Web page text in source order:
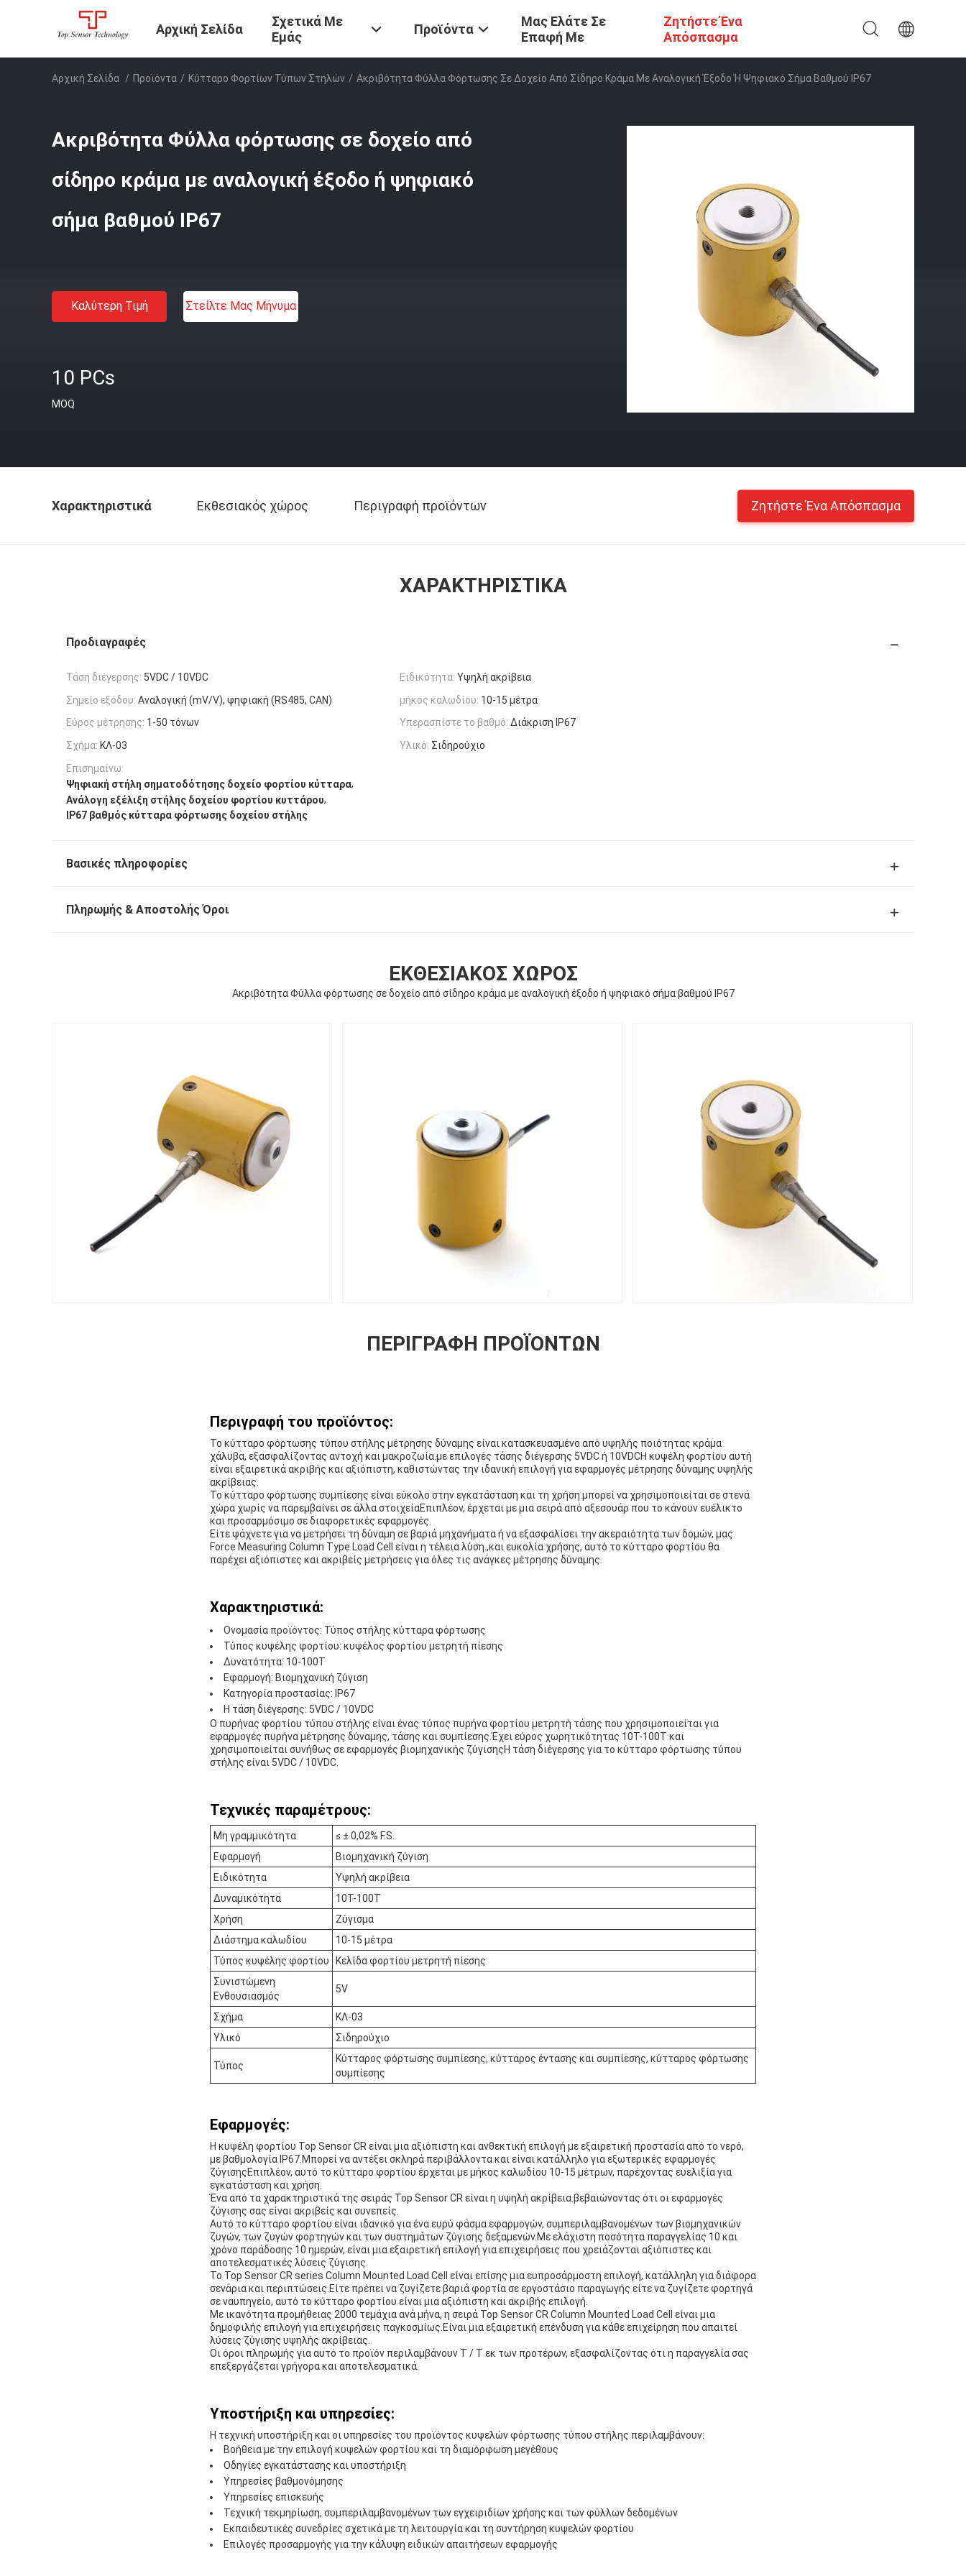
Αρχική Σελίδα
Σχετικά Με
Εμάς
Προϊόντα
Μας Ελάτε Σε
Επαφή Με
Ζητήστε Ένα
Απόσπασμα
Αρχική Σελίδα / Προϊόντα / Κύτταρο Φορτίων Τύπων Στηλών / Ακριβότητα Φύλλα Φόρτωσης Σε Δοχείο Από Σίδηρο Κράμα Με Αναλογική Έξοδο Ή Ψηφιακό Σήμα Βαθμού IP67
Ακριβότητα Φύλλα φόρτωσης σε δοχείο από
σίδηρο κράμα με αναλογική έξοδο ή ψηφιακό
σήμα βαθμού IP67
Καλύτερη Τιμή Στείλτε Μας Μήνυμα
10 PCs
MOQ
Χαρακτηριστικά Εκθεσιακός χώρος Περιγραφή προϊόντων Ζητήστε Ένα Απόσπασμα
ΧΑΡΑΚΤΗΡΙΣΤΙΚΆ
Προδιαγραφές
Τάση διέγερσης: 5VDC / 10VDC Ειδικότητα: Υψηλή ακρίβεια
Σημείο εξόδου: Αναλογική (mV/V), ψηφιακή (RS485, CAN) μήκος καλωδίου: 10-15 μέτρα
Εύρος μέτρησης: 1-50 τόνων Υπερασπίστε το βαθμό: Διάκριση IP67
Σχήμα: ΚΛ-03 Υλικό: Σιδηρούχιο
Επισημαίνω:
Ψηφιακή στήλη σηματοδότησης δοχείο φορτίου κύτταρα,
Ανάλογη εξέλιξη στήλης δοχείου φορτίου κυττάρου,
IP67 βαθμός κύτταρα φόρτωσης δοχείου στήλης
Βασικές πληροφορίες
Πληρωμής & Αποστολής Όροι
ΕΚΘΕΣΙΑΚΌΣ ΧΏΡΟΣ
Ακριβότητα Φύλλα φόρτωσης σε δοχείο από σίδηρο κράμα με αναλογική έξοδο ή ψηφιακό σήμα βαθμού IP67
ΠΕΡΙΓΡΑΦΉ ΠΡΟΪΌΝΤΩΝ
Περιγραφή του προϊόντος:
Το κύτταρο φόρτωσης τύπου στήλης μέτρησης δύναμης είναι κατασκευασμένο από υψηλής ποιότητας κράμα
χάλυβα, εξασφαλίζοντας αντοχή και μακροζωία.με επιλογές τάσης διέγερσης 5VDC ή 10VDCΗ κυψέλη φορτίου αυτή
είναι εξαιρετικά ακριβής και αξιόπιστη, καθιστώντας την ιδανική επιλογή για εφαρμογές μέτρησης δύναμης υψηλής
ακρίβειας.
Το κύτταρο φόρτωσης συμπίεσης είναι εύκολο στην εγκατάσταση και τη χρήση.μπορεί να χρησιμοποιείται σε στενά
χώρα χωρίς να παρεμβαίνει σε άλλα στοιχείαΕπιπλέον, έρχεται με μια σειρά από αξεσουάρ που το κάνουν ευέλικτο
και προσαρμόσιμο σε διαφορετικές εφαρμογές.
Είτε ψάχνετε για να μετρήσει τη δύναμη σε βαριά μηχανήματα ή να εξασφαλίσει την ακεραιότητα των δομών, μας
Force Measuring Column Type Load Cell είναι η τέλεια λύση.,και ευκολία χρήσης, αυτό το κύτταρο φορτίου θα
παρέχει αξιόπιστες και ακριβείς μετρήσεις για όλες τις ανάγκες μέτρησης δύναμης.
Χαρακτηριστικά:
Ονομασία προϊόντος: Τύπος στήλης κύτταρα φόρτωσης
Τύπος κυψέλης φορτίου: κυψέλος φορτίου μετρητή πίεσης
Δυνατότητα: 10-100T
Εφαρμογή: Βιομηχανική ζύγιση
Κατηγορία προστασίας: IP67
Η τάση διέγερσης: 5VDC / 10VDC
Ο πυρήνας φορτίου τύπου στήλης είναι ένας τύπος πυρήνα φορτίου μετρητή τάσης που χρησιμοποιείται για
εφαρμογές πυρήνα μέτρησης δύναμης, τάσης και συμπίεσης.Έχει εύρος χωρητικότητας 10T-100T και
χρησιμοποιείται συνήθως σε εφαρμογές βιομηχανικής ζύγισηςΗ τάση διέγερσης για το κύτταρο φόρτωσης τύπου
στήλης είναι 5VDC / 10VDC.
Τεχνικές παραμέτρους:
Μη γραμμικότητα
≤ ± 0,02% F.S.
Εφαρμογή
Βιομηχανική ζύγιση
Ειδικότητα
Υψηλή ακρίβεια
Δυναμικότητα
10T-100T
Χρήση
Ζύγισμα
Διάστημα καλωδίου
10-15 μέτρα
Τύπος κυψέλης φορτίου
Κελίδα φορτίου μετρητή πίεσης
Συνιστώμενη
Ενθουσιασμός
5V
Σχήμα
ΚΛ-03
Υλικό
Σιδηρούχιο
Τύπος
Κύτταρος φόρτωσης συμπίεσης, κύτταρος έντασης και συμπίεσης, κύτταρος φόρτωσης
συμπίεσης
Εφαρμογές:
Η κυψέλη φορτίου Top Sensor CR είναι μια αξιόπιστη και ανθεκτική επιλογή με εξαιρετική προστασία από το νερό,
με βαθμολογία IP67.Μπορεί να αντέξει σκληρά περιβάλλοντα και είναι κατάλληλο για εξωτερικές εφαρμογές
ζύγισηςΕπιπλέον, αυτό το κύτταρο φορτίου έρχεται με μήκος καλωδίου 10-15 μέτρων, παρέχοντας ευελιξία για
εγκατάσταση και χρήση.
Ένα από τα χαρακτηριστικά της σειράς Top Sensor CR είναι η υψηλή ακρίβεια.βεβαιώνοντας ότι οι εφαρμογές
ζύγισης σας είναι ακριβείς και συνεπείς.
Αυτό το κύτταρο φορτίου είναι ιδανικό για ένα ευρύ φάσμα εφαρμογών, συμπεριλαμβανομένων των βιομηχανικών
ζυγών, των ζυγών φορτηγών και των συστημάτων ζύγισης δεξαμενών.Με ελάχιστη ποσότητα παραγγελίας 10 και
χρόνο παράδοσης 10 ημερών, είναι μια εξαιρετική επιλογή για επιχειρήσεις που χρειάζονται αξιόπιστες και
αποτελεσματικές λύσεις ζύγισης.
Το Top Sensor CR series Column Mounted Load Cell είναι επίσης μια ευπροσάρμοστη επιλογή, κατάλληλη για διάφορα
σενάρια και περιπτώσεις.Είτε πρέπει να ζυγίζετε βαριά φορτία σε εργοστάσιο παραγωγής είτε να ζυγίζετε φορτηγά
σε ναυπηγείο, αυτό το κύτταρο φορτίου είναι μια αξιόπιστη και ακριβής επιλογή.
Με ικανότητα προμήθειας 2000 τεμάχια ανά μήνα, η σειρά Top Sensor CR Column Mounted Load Cell είναι μια
δημοφιλής επιλογή για επιχειρήσεις παγκοσμίως.Είναι μια εξαιρετική επένδυση για κάθε επιχείρηση που απαιτεί
λύσεις ζύγισης υψηλής ακρίβειας.
Οι όροι πληρωμής για αυτό το προϊόν περιλαμβάνουν T / T εκ των προτέρων, εξασφαλίζοντας ότι η παραγγελία σας
επεξεργάζεται γρήγορα και αποτελεσματικά.
Υποστήριξη και υπηρεσίες:
Η τεχνική υποστήριξη και οι υπηρεσίες του προϊόντος κυψελών φόρτωσης τύπου στήλης περιλαμβάνουν:
Βοήθεια με την επιλογή κυψελών φορτίου και τη διαμόρφωση μεγέθους
Οδηγίες εγκατάστασης και υποστήριξη
Υπηρεσίες βαθμονόμησης
Υπηρεσίες επισκευής
Τεχνική τεκμηρίωση, συμπεριλαμβανομένων των εγχειριδίων χρήσης και των φύλλων δεδομένων
Εκπαιδευτικές συνεδρίες σχετικά με τη λειτουργία και τη συντήρηση κυψελών φορτίου
Επιλογές προσαρμογής για την κάλυψη ειδικών απαιτήσεων εφαρμογής